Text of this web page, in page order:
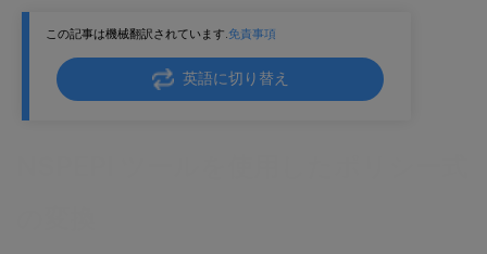
この記事は機械翻訳されています.免責事項
英語に切り替え
バインディングの優先順位
手動での優先順位の再設定が必要な従来のポリシーバインディング
NSPEPIおよびcheck_invalid_configツールは、CentOSおよびUbuntuシステムで実行できます